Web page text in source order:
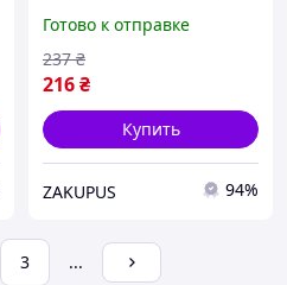
Готово к отправке
216₴
237 ₴
Купить
ZAKUPUS 94%
3 ...